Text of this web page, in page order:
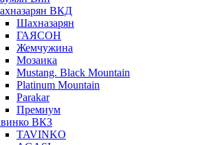
ВКД
Шахназарян
ГАЯСОН
Жемчужина
Мозаика
Mustang. Black Mountain
Platinum Mountain
Parakar
Премиум
ВКЗ
TAVINKO